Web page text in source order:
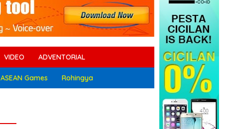
VIDEO ADVENTORIAL
ASEAN Games Rohingya